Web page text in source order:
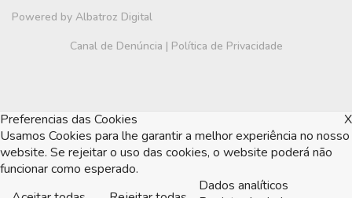
Powered by Albatroz Digital
Canal de Denúncia | Política de Privacidade
X
Preferencias das Cookies
Usamos Cookies para lhe garantir a melhor experiência no nosso
website. Se rejeitar o uso das cookies, o website poderá não
funcionar como esperado.
Dados analíticos